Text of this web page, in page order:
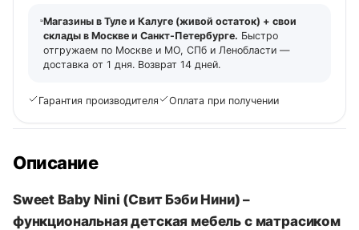
Магазины в Туле и Калуге (живой остаток) + свои
склады в Москве и Санкт-Петербурге. Быстро
отгружаем по Москве и МО, СПб и Ленобласти —
доставка от 1 дня. Возврат 14 дней.
Гарантия производителя Оплата при получении
Описание
Sweet Baby Nini (Свит Бэби Нини) –
функциональная детская мебель с матрасиком